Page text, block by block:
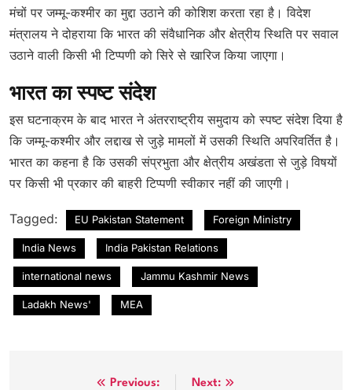
मंचों पर जम्मू-कश्मीर का मुद्दा उठाने की कोशिश करता रहा है। विदेश
मंत्रालय ने दोहराया कि भारत की संवैधानिक और क्षेत्रीय स्थिति पर सवाल
उठाने वाली किसी भी टिप्पणी को सिरे से खारिज किया जाएगा।
भारत का स्पष्ट संदेश
इस घटनाक्रम के बाद भारत ने अंतरराष्ट्रीय समुदाय को स्पष्ट संदेश दिया है
कि जम्मू-कश्मीर और लद्दाख से जुड़े मामलों में उसकी स्थिति अपरिवर्तित है।
भारत का कहना है कि उसकी संप्रभुता और क्षेत्रीय अखंडता से जुड़े विषयों
पर किसी भी प्रकार की बाहरी टिप्पणी स्वीकार नहीं की जाएगी।
Tagged: EU Pakistan Statement Foreign Ministry
India News India Pakistan Relations
international news Jammu Kashmir News
Ladakh News' MEA
Previous: Next: